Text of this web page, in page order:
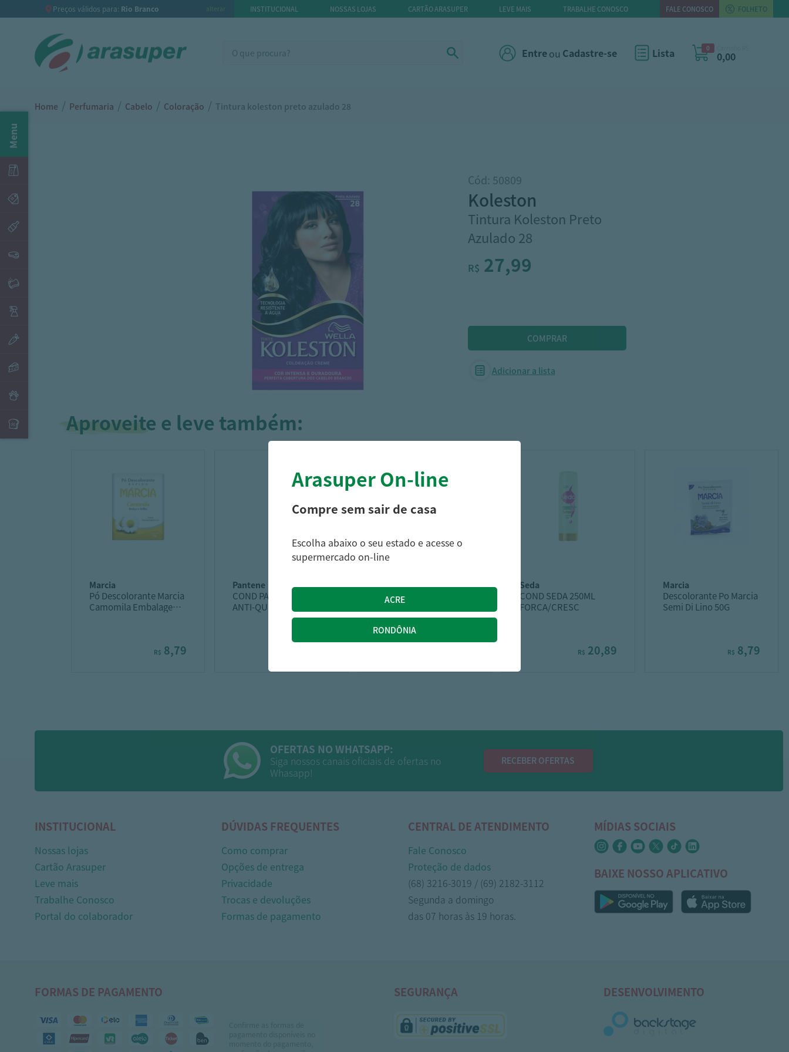
Preços válidos para: Rio Branco alterar INSTITUCIONAL NOSSAS LOJAS CARTÃO ARASUPER LEVE MAIS TRABALHE CONOSCO FALE CONOSCO FOLHETO
Entreou Cadastre-se Lista 0
0,00
Menu
Home / Perfumaria / Cabelo / Coloração / Tintura koleston preto azulado 28
Cód: 50809
koleston
Tintura Koleston Preto
Azulado 28
R$ 27,99
Adicionar a lista
Aproveite e leve também:
marcia
Pó Descolorante Marcia
Camomila Embalagem
R$ 8,79
pantene
COND PANTENE 150ML
ANTI-QUEDA
biocolor
Tintura De Cabelo
Biocolor Marrom
Natural Irresistível 6.7
Embalagem 1Un
seda
COND SEDA 250ML
FORCA/CRESC
R$ 20,89
marcia
Descolorante Po Marcia
Semi Di Lino 50G
R$ 8,79
OFERTAS NO WHATSAPP:
Siga nossos canais oficiais de ofertas no
Whasapp!
RECEBER OFERTAS
INSTITUCIONAL
Nossas lojas
Cartão Arasuper
Leve mais
Trabalhe Conosco
Portal do colaborador
DÚVIDAS FREQUENTES
Como comprar
Opções de entrega
Privacidade
Trocas e devoluções
Formas de pagamento
CENTRAL DE ATENDIMENTO
Fale Conosco
Proteção de dados
(68) 3216-3019 / (69) 2182-3112
Segunda a domingo
das 07 horas às 19 horas.
MÍDIAS SOCIAIS
BAIXE NOSSO APLICATIVO
FORMAS DE PAGAMENTO SEGURANÇA DESENVOLVIMENTO
Arasuper On-line
Compre sem sair de casa
Escolha abaixo o seu estado e acesse o
supermercado on-line